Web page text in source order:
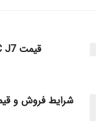
قیمت KMC J7 و شرایط فروش 1405